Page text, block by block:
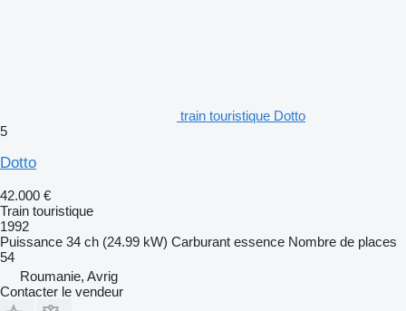
train touristique Dotto
5
Dotto
42.000 €
Train touristique
1992
Puissance 34 ch (24.99 kW) Carburant essence Nombre de places
54
Roumanie, Avrig
Contacter le vendeur